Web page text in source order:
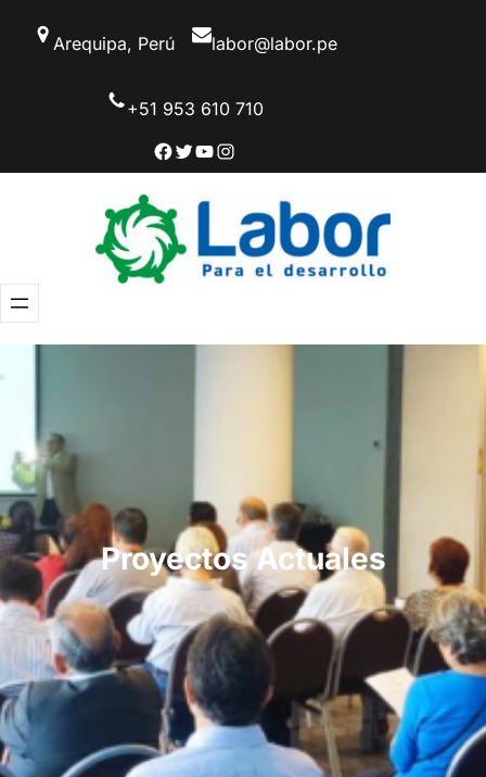
Arequipa, Perú labor@labor.pe
+51 953 610 710
Facebook
Twitter
YouTube
Instagram
Proyectos Actuales